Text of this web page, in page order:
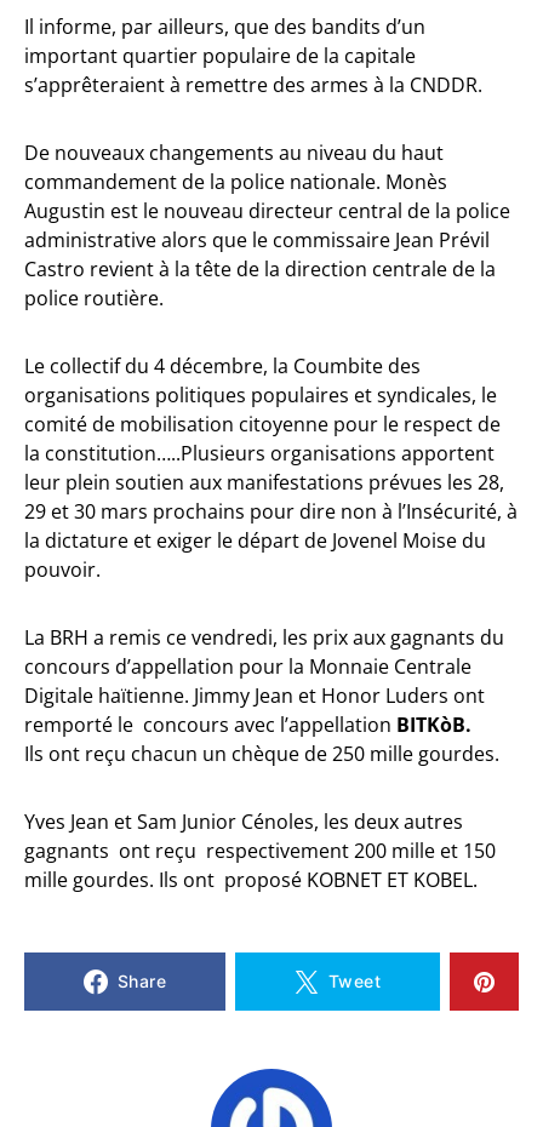
Il informe, par ailleurs, que des bandits d’un
important quartier populaire de la capitale
s’apprêteraient à remettre des armes à la CNDDR.
De nouveaux changements au niveau du haut
commandement de la police nationale. Monès
Augustin est le nouveau directeur central de la police
administrative alors que le commissaire Jean Prévil
Castro revient à la tête de la direction centrale de la
police routière.
Le collectif du 4 décembre, la Coumbite des
organisations politiques populaires et syndicales, le
comité de mobilisation citoyenne pour le respect de
la constitution…..Plusieurs organisations apportent
leur plein soutien aux manifestations prévues les 28,
29 et 30 mars prochains pour dire non à l’Insécurité, à
la dictature et exiger le départ de Jovenel Moise du
pouvoir.
La BRH a remis ce vendredi, les prix aux gagnants du
concours d’appellation pour la Monnaie Centrale
Digitale haïtienne. Jimmy Jean et Honor Luders ont
remporté le concours avec l’appellation BITKòB.
Ils ont reçu chacun un chèque de 250 mille gourdes.
Yves Jean et Sam Junior Cénoles, les deux autres
gagnants ont reçu respectivement 200 mille et 150
mille gourdes. Ils ont proposé KOBNET ET KOBEL.
Share Tweet